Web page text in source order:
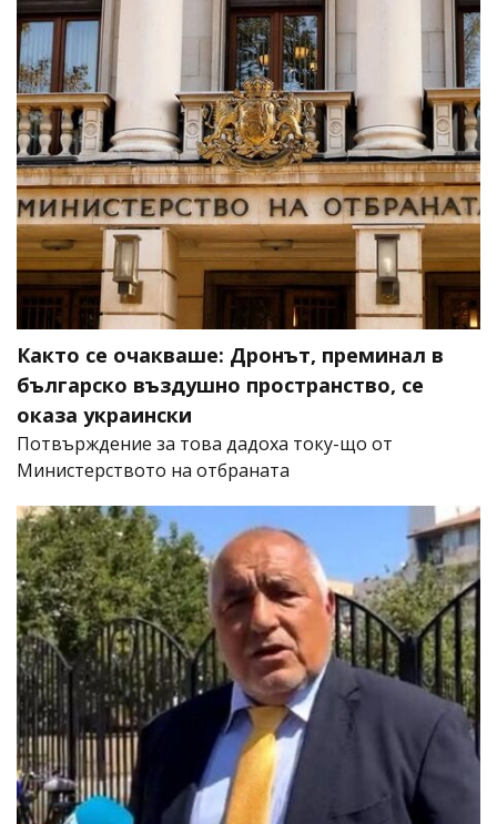
Както се очакваше: Дронът, преминал в
българско въздушно пространство, се
оказа украински
Потвърждение за това дадоха току-що от
Министерството на отбраната